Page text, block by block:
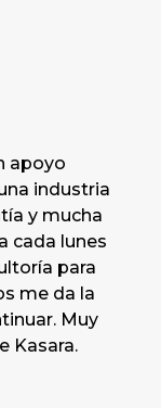
apoyo
industria
y mucha
cada lunes
para
me da la
Muy
Kasara.